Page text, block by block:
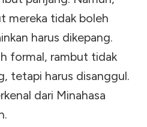
mereka tidak boleh
harus dikepang.
formal, rambut tidak
tetapi harus disanggul.
dari Minahasa